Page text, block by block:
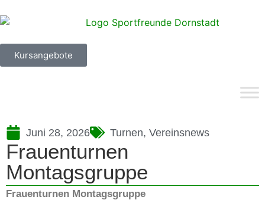
Kursangebote
Juni 28, 2026 Turnen, Vereinsnews
Frauenturnen
Montagsgruppe
Frauenturnen Montagsgruppe